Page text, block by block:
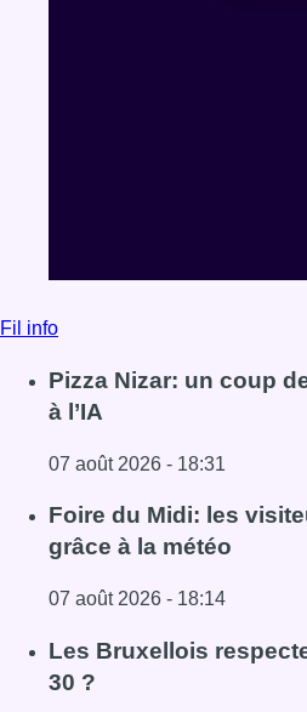
Fil info
Pizza Nizar: un coup
à l’IA
07 août 2026 - 18:31
Lire l'article Pizza Nizar: un
Foire du Midi: les
grâce à la météo
07 août 2026 - 18:14
Lire l'article Foire du Midi:
Les Bruxellois
30 ?